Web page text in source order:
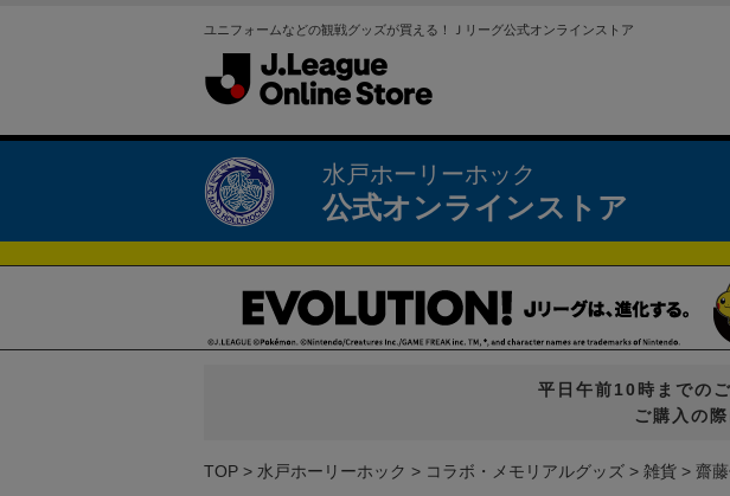
ユニフォームなどの観戦グッズが買える！Ｊリーグ公式オンラインストア
水戸ホーリーホック
公式オンラインストア
平日午前10時までの
ご購入の
TOP 水戸ホーリーホック コラボ・メモリアルグッズ 雑貨 齋